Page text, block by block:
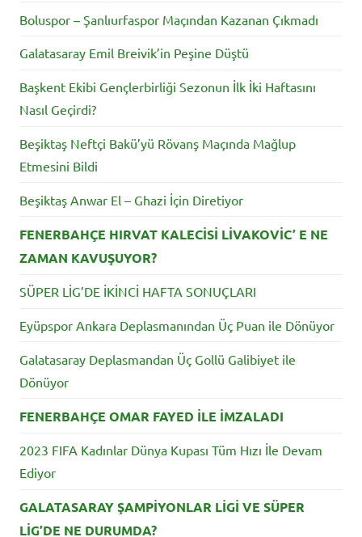
Boluspor – Şanlıurfaspor Maçından Kazanan Çıkmadı
Galatasaray Emil Breivik’in Peşine Düştü
Başkent Ekibi Gençlerbirliği Sezonun İlk İki Haftasını
Nasıl Geçirdi?
Beşiktaş Neftçi Bakü’yü Rövanş Maçında Mağlup
Etmesini Bildi
Beşiktaş Anwar El – Ghazi İçin Diretiyor
FENERBAHÇE HIRVAT KALECİSİ LİVAKOVİC’ E NE
ZAMAN KAVUŞUYOR?
SÜPER LİG’DE İKİNCİ HAFTA SONUÇLARI
Eyüpspor Ankara Deplasmanından Üç Puan ile Dönüyor
Galatasaray Deplasmandan Üç Gollü Galibiyet ile
Dönüyor
FENERBAHÇE OMAR FAYED İLE İMZALADI
2023 FIFA Kadınlar Dünya Kupası Tüm Hızı İle Devam
Ediyor
GALATASARAY ŞAMPİYONLAR LİGİ VE SÜPER
LİG’DE NE DURUMDA?